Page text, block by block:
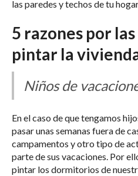
las paredes y techos de tu
5 razones por
pintar la
Niños de
En el caso de que tengamos
pasar unas semanas fuera de
campamentos y otro tipo de
parte de sus vacaciones. Por
pintar los dormitorios de